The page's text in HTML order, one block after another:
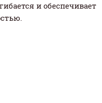
и обеспечивает